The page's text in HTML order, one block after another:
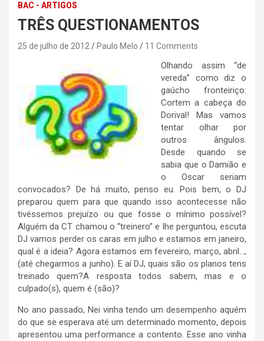
BAC - ARTIGOS
TRÊS QUESTIONAMENTOS
25 de julho de 2012 Paulo Melo 11 Comments
Olhando assim “de
vereda” como diz o
gaúcho fronteiriço:
Cortem a cabeça do
Dorival! Mas vamos
tentar olhar por
outros ângulos.
Desde quando se
sabia que o Damião e
o Oscar seriam
convocados? De há muito, penso eu. Pois bem, o DJ
preparou quem para que quando isso acontecesse não
tivéssemos prejuízo ou que fosse o mínimo possível?
Alguém da CT chamou o “treinero” e lhe perguntou, escuta
DJ vamos perder os caras em julho e estamos em janeiro,
qual é a ideia? Agora estamos em fevereiro, março, abril…,
(até chegarmos a junho). E aí DJ, quais são os planos tens
treinado quem?A resposta todos sabem, mas e o
culpado(s), quem é (são)?
No ano passado, Nei vinha tendo um desempenho aquém
do que se esperava até um determinado momento, depois
apresentou uma performance a contento. Esse ano vinha